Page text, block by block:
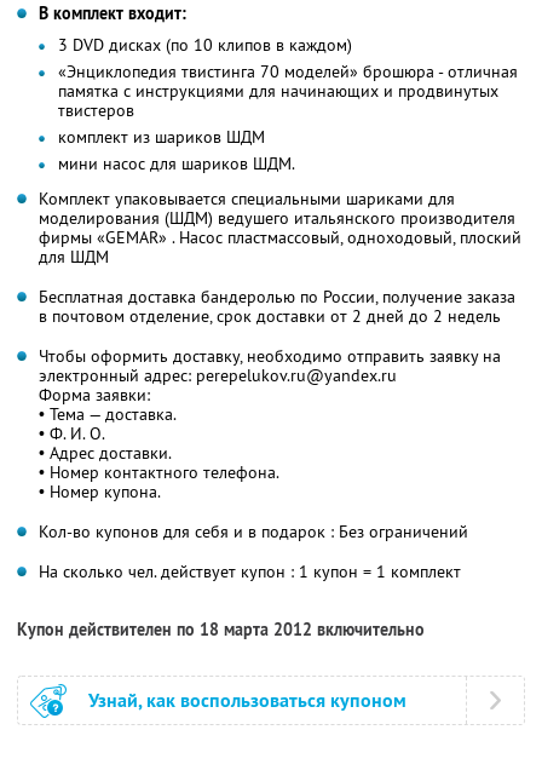
В комплект входит:
3 DVD дисках (по 10 клипов в каждом)
«Энциклопедия твистинга 70 моделей» брошюра - отличная
памятка с инструкциями для начинающих и продвинутых
твистеров
комплект из шариков ШДМ
мини насос для шариков ШДМ.
Комплект упаковывается специальными шариками для
моделирования (ШДМ) ведушего итальянского производителя
фирмы «GEMAR» . Насос пластмассовый, одноходовый, плоский
для ШДМ
Бесплатная доставка бандеролью по России, получение заказа
в почтовом отделение, срок доставки от 2 дней до 2 недель
Чтобы оформить доставку, необходимо отправить заявку на
электронный адрес: perepelukov.ru@yandex.ru
Форма заявки:
• Тема — доставка.
• Ф. И. О.
• Адрес доставки.
• Номер контактного телефона.
• Номер купона.
Кол-во купонов для себя и в подарок : Без ограничений
На сколько чел. действует купон : 1 купон = 1 комплект
Купон действителен по 18 марта 2012 включительно
Узнай, как воспользоваться купоном